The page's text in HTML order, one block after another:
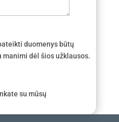
duomenys būtų
dėl šios užklausos.
su mūsų